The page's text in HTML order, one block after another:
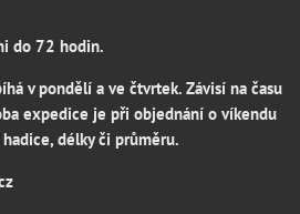
do 72 hodin.
v pondělí a ve čtvrtek. Závisí na času
expedice je při objednání o víkendu
délky či průměru.